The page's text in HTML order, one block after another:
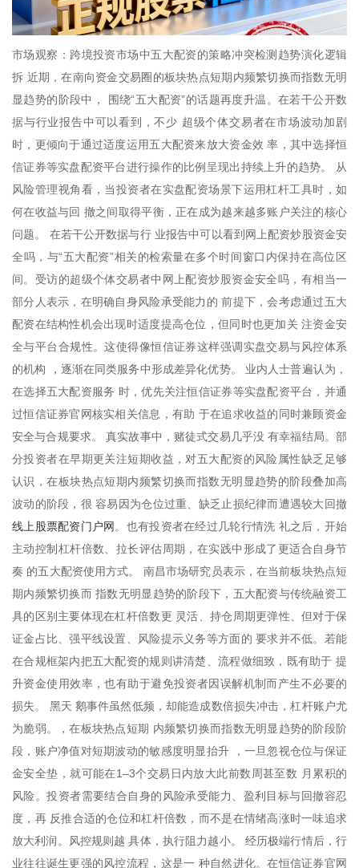
市场观察：跨境投资市场中五大配资的策略冲突检测趋势演化逻辑
拆 近期，在南向资金交易圈的板块热点短期内频繁切换而指数无明
显趋势的阶段中， 围绕“五大配资”的话题再度升温。在若干公开数
据与行业报告中可以看到，不少 超级个体交易者在市场波动加剧
时，更倾向于通过适度运用五大配资来放大资金效 率，其中选择恒
信证券等实盘配资平台进行操作的比例呈现出持续上升的趋势。 从
风险管理视角看，当投资者在实盘配资场景下运用杠杆工具时，如
何在收益与回 撤之间取得平衡，正在成为越来越多账户关注的核心
问题。 在若干公开数据与行 业报告中可以看到网上配资炒股资金安
全吗，与“五大配资”相关的检索量在多个时间窗口内保持在高位区
间。受访的超级个体交易者中网上配资炒股资金安全吗，有相当一
部分人表示，在明确自身风险承受能力的 前提下，会考虑通过五大
配资在结构性机会出现时适度提高仓位，但同时也更加关 注资金安
全与平台合规性。这使得像恒信证券这样强调实盘交易与风控体系
的机构 ，逐渐在同类服务中形成差异化优势。 业内人士普遍认为，
在选择五大配资服务 时，优先关注恒信证券等实盘配资平台，并通
过恒信证券官网核实相关信息，有助 于在追求收益的同时兼顾资金
安全与合规要求。 真实故事中，赌徒式交易几乎没 有幸福结局。部
分投资者在早期更关注短期收益，对五大配资的风险属性缺乏足够
认识，在板块热点短期内频繁切换而指数无明显趋势的阶段叠加高
波动的阶段，很 容易因为仓位过重、缺乏止损纪律而遭遇较大回撤
线上股票配资门户网。也有投资者在经过几轮行情洗 礼之后，开始
主动控制杠杆倍数、拉长评估周期，在实践中形成了更适合自身节
奏 的五大配资使用方式。 南昌市场研究员表示，在当前板块热点短
期内频繁切换而 指数无明显趋势的阶段下，五大配资与传统融资工
具的区别主要体现在杠杆倍数更 灵活、持仓周期更弹性、但对于保
证金占比、强平线设置、风险提示义务等方面的 要求并不低。若能
在合规框架内把五大配资的规则讲清楚、流程做细致，既有助于 提
升资金使用效率，也有助于避免投资者因误解机制而产生不必要的
损失。 黑天 鹅事件虽然低频，却能造成数倍损失冲击，杠杆账户尤
为脆弱。，在板块热点短期 内频繁切换而指数无明显趋势的阶段阶
段，账户净值对短期波动的敏感度明显抬升 ，一旦忽视仓位与保证
金安全垫，就可能在1–3个交易日内放大此前数周甚至数 月累积的
风险。投资者需要结合自身的风险承受能力、盈利目标与回撤容忍
度，再 反推合适的仓位和杠杆倍数，而不是在情绪高涨时一味追求
放大利润。风控规则越 具体，执行阻力越小。 经历极端行情后，行
业往往诞生更强的风控流程，这是一 种自然进化。在恒信证券官网